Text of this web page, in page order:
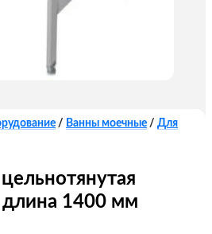
/ Ванны моечные / Для
длина 1400 мм